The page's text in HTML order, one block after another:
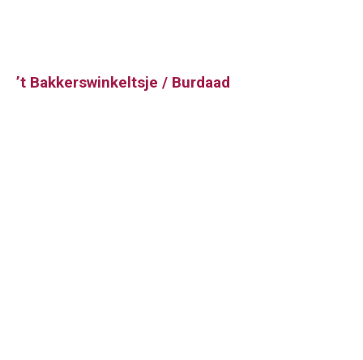
’t Bakkerswinkeltsje / Burdaad